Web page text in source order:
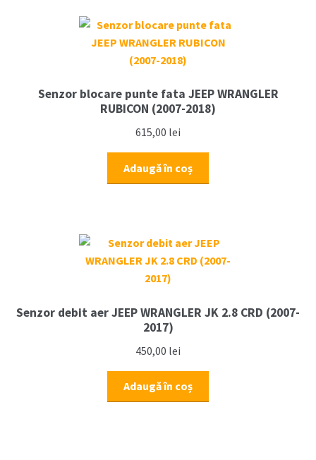
Senzor blocare punte fata JEEP WRANGLER
RUBICON (2007-2018)
615,00 lei
Adaugă în coș
Senzor debit aer JEEP WRANGLER JK 2.8 CRD (2007-
2017)
450,00 lei
Adaugă în coș